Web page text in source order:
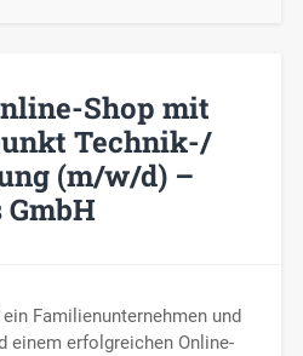
Shop mit
Technik-/
(m/w/d) –
Familienunternehmen und
einem erfolgreichen Online-